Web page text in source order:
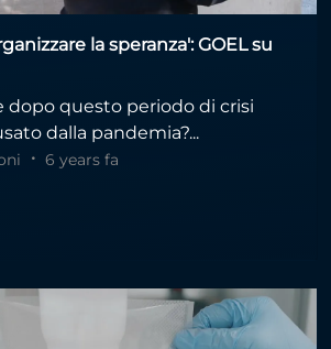
la speranza': GOEL su
dopo questo periodo di crisi
dalla pandemia?...
6 years fa